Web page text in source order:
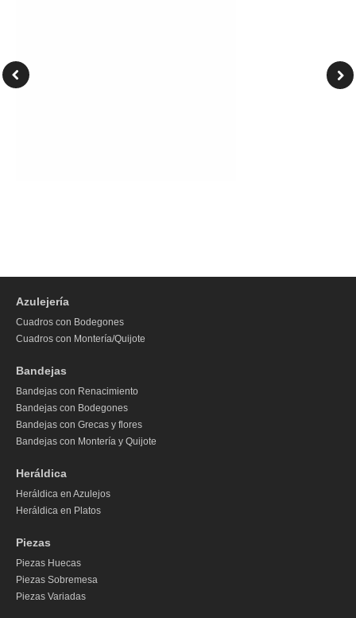
Azulejería
Cuadros con Bodegones
Cuadros con Montería/Quijote
Bandejas
Bandejas con Renacimiento
Bandejas con Bodegones
Bandejas con Grecas y flores
Bandejas con Montería y Quijote
Heráldica
Heráldica en Azulejos
Heráldica en Platos
Piezas
Piezas Huecas
Piezas Sobremesa
Piezas Variadas